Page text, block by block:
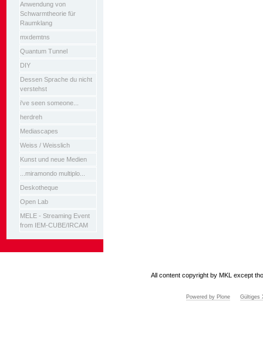
Anwendung von
Schwarmtheorie für
Raumklang
mxdemtns
Quantum Tunnel
DIY
Dessen Sprache du nicht
verstehst
i've seen someone...
herdreh
Mediascapes
Weiss / Weisslich
Kunst und neue Medien
...miramondo multiplo...
Deskotheque
Open Lab
MELE - Streaming Event
from IEM-CUBE/IRCAM
All content copyright by MKL except
Powered by Plone Gültiges